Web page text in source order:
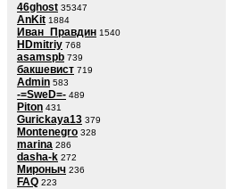
46ghost 35347
AnKit 1884
Иван_Правдин 1540
HDmitriy 768
asamspb 739
бакшевист 719
Admin 583
-=SweD=- 489
Piton 431
Gurickaya13 379
Montenegro 328
marina 286
dasha-k 272
Мироныч 236
FAQ 223